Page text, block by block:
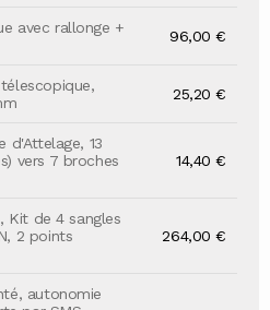
avec rallonge +
96,00 €
25,20 €
d'Attelage, 13
vers 7 broches
14,40 €
Kit de 4 sangles
2 points
264,00 €
autonomie